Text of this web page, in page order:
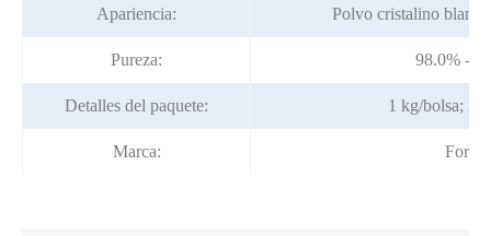
Apariencia: Polvo cristalino
Pureza: 98.0% -
Detalles del paquete: 1 kg/bolsa;
Marca: